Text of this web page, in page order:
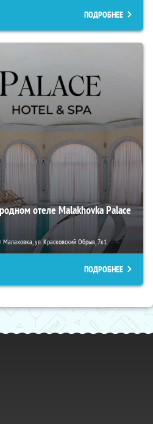
ПОДРОБНЕЕ
отеле Malakhovka Palace
Малаховка, ул. Красковский Обрыв, 7к1
ПОДРОБНЕЕ